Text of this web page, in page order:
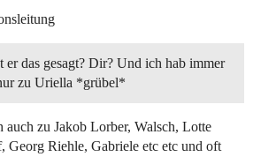
er das gesagt? Dir? Und ich hab immer
zu Uriella *grübel*
auch zu Jakob Lorber, Walsch, Lotte
Georg Riehle, Gabriele etc etc und oft